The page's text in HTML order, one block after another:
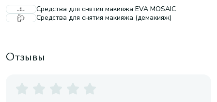
Средства для снятия макияжа EVA MOSAIC
Средства для снятия макияжа (демакияж)
Отзывы